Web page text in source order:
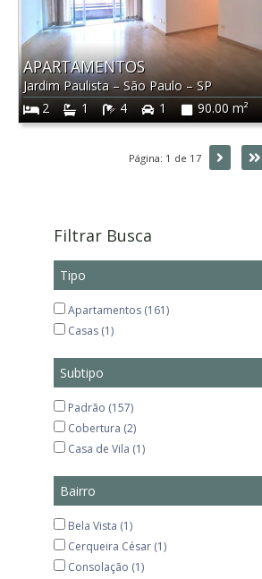
APARTAMENTOS
Jardim Paulista–São Paulo– SP
2
1 4 1 90.00 m²
Página: 1 de 17
Filtrar Busca
Tipo
Apartamentos (161)
Casas (1)
Subtipo
Padrão (157)
Cobertura (2)
Casa de Vila (1)
Bairro
Bela Vista (1)
Cerqueira César (1)
Consolação (1)